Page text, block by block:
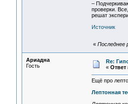
–
проверки.
решат
Источник
« Последнее
Ариадна
Гость
Re:
« Ответ
Ещё про
Лептонная